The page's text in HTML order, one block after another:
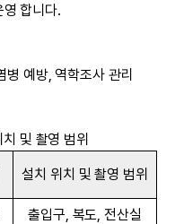
합니다.
예방, 역학조사 관리
및 촬영 범위
설치 위치 및 촬영 범위
출입구, 복도, 전산실